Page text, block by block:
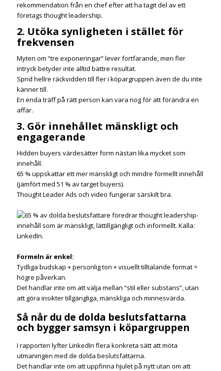
rekommendation från en chef efter att ha tagit del av ett
företags thought leadership.
2. Utöka synligheten i stället för
frekvensen
Myten om “tre exponeringar” lever fortfarande, men fler
intryck betyder inte alltid bättre resultat.
Sprid hellre räckvidden till fler i köpargruppen även de du inte
känner till.
En enda träff på rätt person kan vara nog för att förändra en
affär.
3. Gör innehållet mänskligt och
engagerande
Hidden buyers värdesätter form nästan lika mycket som
innehåll.
65 % uppskattar ett mer mänskligt och mindre formellt innehåll
(jämfört med 51 % av target buyers).
Thought Leader Ads och video fungerar särskilt bra.
Formeln är enkel:
Tydliga budskap + personlig ton + visuellt tilltalande format =
högre påverkan.
Det handlar inte om att välja mellan “stil eller substans”, utan
att göra insikter tillgängliga, mänskliga och minnesvärda.
Så når du de dolda beslutsfattarna
och bygger samsyn i köpargruppen
I rapporten lyfter LinkedIn flera konkreta sätt att möta
utmaningen med de dolda beslutsfattarna.
Det handlar inte om att uppfinna hjulet på nytt utan om att